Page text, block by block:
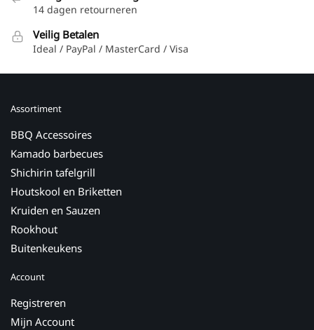
14 dagen retourneren
Veilig Betalen
Ideal / PayPal / MasterCard / Visa
Assortiment
BBQ Accessoires
Kamado barbecues
Shichirin tafelgrill
Houtskool en Briketten
Kruiden en Sauzen
Rookhout
Buitenkeukens
Account
Registreren
Mijn Account